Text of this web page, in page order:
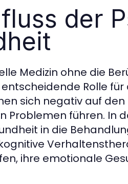
der
Medizin ohne die
Rolle
sich negativ auf
Problemen führen. In
in die
ihre emotionale